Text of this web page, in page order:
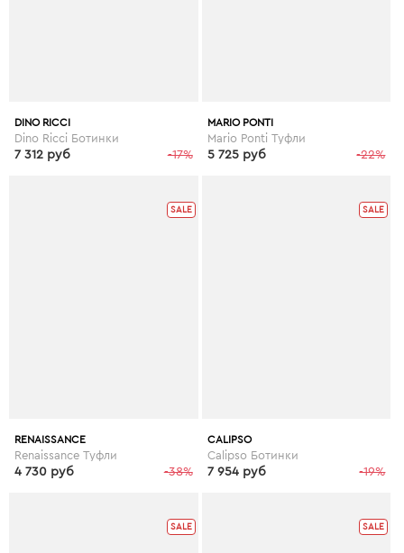
DINO RICCI
Dino Ricci Ботинки
-17%
7 312 руб
MARIO PONTI
Mario Ponti Туфли
-22%
5 725 руб
SALE
RENAISSANCE
Renaissance Туфли
-38%
4 730 руб
SALE
CALIPSO
Calipso Ботинки
-19%
7 954 руб
SALE SALE